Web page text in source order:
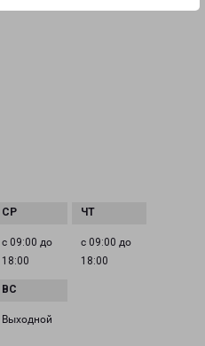
с 09:00 до
18:00
с 09:00 до
18:00
Выходной